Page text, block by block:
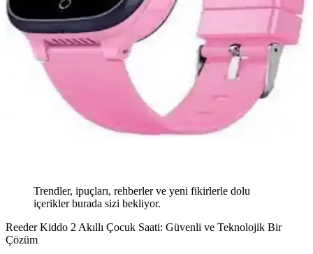
Trendler, ipuçları, rehberler ve yeni fikirlerle dolu
içerikler burada sizi bekliyor.
Reeder Kiddo 2 Akıllı Çocuk Saati: Güvenli ve Teknolojik Bir
Çözüm